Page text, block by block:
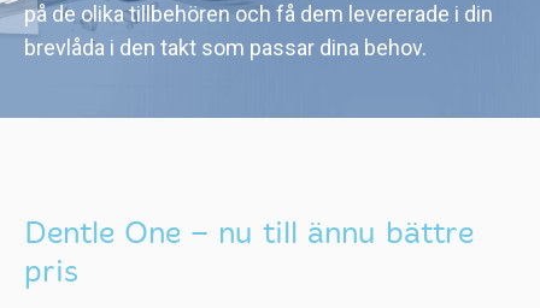
på de olika tillbehören och få dem levererade i din
brevlåda i den takt som passar dina behov.
Dentle One – nu till ännu bättre
pris